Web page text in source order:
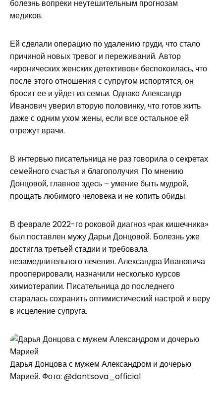
болезнь вопреки неутешительным прогнозам
медиков.
Ей сделали операцию по удалению груди, что стало
причиной новых тревог и переживаний. Автор
«иронических женских детективов» беспокоилась, что
после этого отношения с супругом испортятся, он
бросит ее и уйдет из семьи. Однако Александр
Иванович уверил вторую половинку, что готов жить
даже с одним ухом жены, если все остальное ей
отрежут врачи.
В интервью писательница не раз говорила о секретах
семейного счастья и благополучия. По мнению
Донцовой, главное здесь – умение быть мудрой,
прощать любимого человека и не копить обиды.
В феврале 2022-го роковой диагноз «рак кишечника»
был поставлен мужу Дарьи Донцовой. Болезнь уже
достигла третьей стадии и требовала
незамедлительного лечения. Александра Ивановича
прооперировали, назначили несколько курсов
химиотерапии. Писательница до последнего
старалась сохранить оптимистический настрой и веру
в исцеление супруга.
Дарья Донцова с мужем Александром и дочерью
Марией. Фото: @dontsova_official